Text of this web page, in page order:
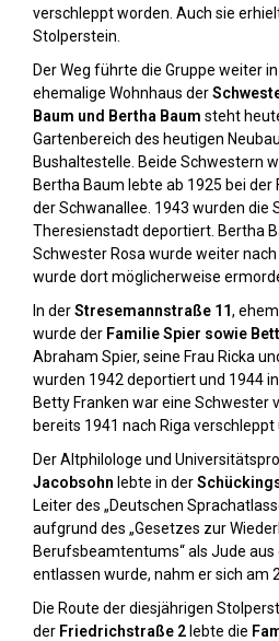
verschleppt worden. Auch sie
Stolperstein.
Der Weg führte die Gruppe weiter
ehemalige Wohnhaus der
Baum und Bertha Baum steht
Gartenbereich des heutigen
Bushaltestelle. Beide Schwestern
Bertha Baum lebte ab 1925 bei der
der Schwanallee. 1943 wurden die
Theresienstadt deportiert. Bertha
Schwester Rosa wurde weiter
wurde dort möglicherweise
In derStresemannstraße 11,
wurde der Familie Spier sowie
Abraham Spier, seine Frau Ricka
wurden 1942 deportiert und 1944
Betty Franken war eine Schwester
bereits 1941 nach Riga
Der Altphilologe und
Jacobsohn lebte in der
Leiter des „Deutschen
aufgrund des „Gesetzes zur
Berufsbeamtentums“ als Jude
entlassen wurde, nahm er sich am
Die Route der diesjährigen
der Friedrichstraße 2lebte die